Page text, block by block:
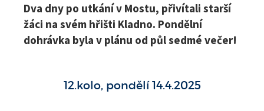
Dva dny po utkání v Mostu, přivítali starší
žáci na svém hřišti Kladno. Pondělní
dohrávka byla v plánu od půl sedmé večer!
12.kolo, pondělí 14.4.2025